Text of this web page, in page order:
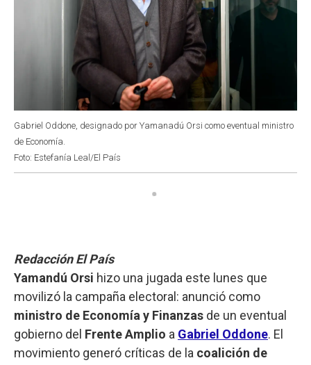
Gabriel Oddone, designado por Yamanadú Orsi como eventual ministro
de Economía.
Foto: Estefanía Leal/El País
Redacción El País
Yamandú Orsi hizo una jugada este lunes que
movilizó la campaña electoral: anunció como
ministro de Economía y Finanzas de un eventual
gobierno del Frente Amplio a Gabriel Oddone. El
movimiento generó críticas de la coalición de